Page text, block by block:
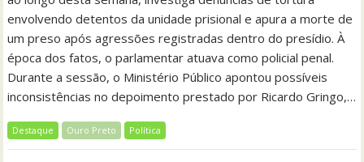
envolvendo detentos da unidade prisional e apura a morte de
um preso após agressões registradas dentro do presídio. À
época dos fatos, o parlamentar atuava como policial penal.
Durante a sessão, o Ministério Público apontou possíveis
inconsistências no depoimento prestado por Ricardo Gringo,…
Destaque Ouro Preto Política